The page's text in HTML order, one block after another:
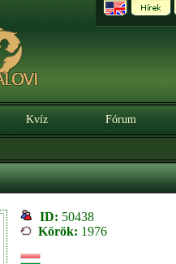
Kvíz Fórum
ID: 50438
Körök: 1976